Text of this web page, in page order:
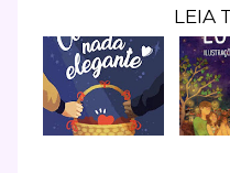
LEIA